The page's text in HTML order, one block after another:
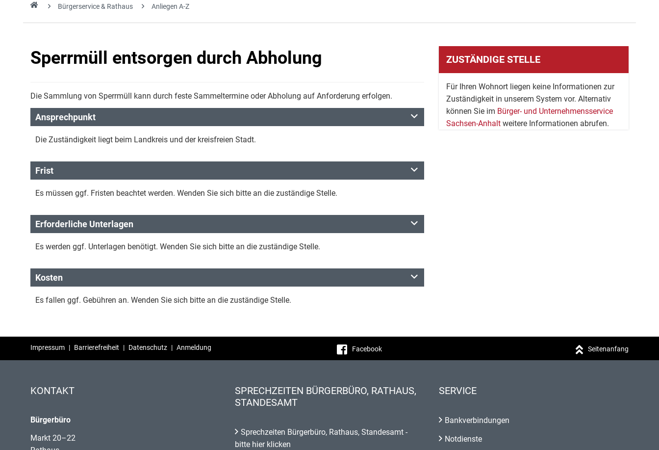
Bürgerservice & Rathaus Anliegen A-Z
Sperrmüll entsorgen durch Abholung
Die Sammlung von Sperrmüll kann durch feste Sammeltermine oder Abholung auf Anforderung erfolgen.
Ansprechpunkt
Die Zuständigkeit liegt beim Landkreis und der kreisfreien Stadt.
Frist
Es müssen ggf. Fristen beachtet werden. Wenden Sie sich bitte an die zuständige Stelle.
Erforderliche Unterlagen
Es werden ggf. Unterlagen benötigt. Wenden Sie sich bitte an die zuständige Stelle.
Kosten
Es fallen ggf. Gebühren an. Wenden Sie sich bitte an die zuständige Stelle.
ZUSTÄNDIGE STELLE
Für Ihren Wohnort liegen keine Informationen zur
Zuständigkeit in unserem System vor. Alternativ
können Sie im Bürger- und Unternehmensservice
Sachsen-Anhalt weitere Informationen abrufen.
Impressum | Barrierefreiheit | Datenschutz | Anmeldung Facebook Seitenanfang
KONTAKT
Bürgerbüro
Markt 20–22
SPRECHZEITEN BÜRGERBÜRO, RATHAUS,
STANDESAMT
Sprechzeiten Bürgerbüro, Rathaus, Standesamt -
bitte hier klicken
SERVICE
Bankverbindungen
Notdienste